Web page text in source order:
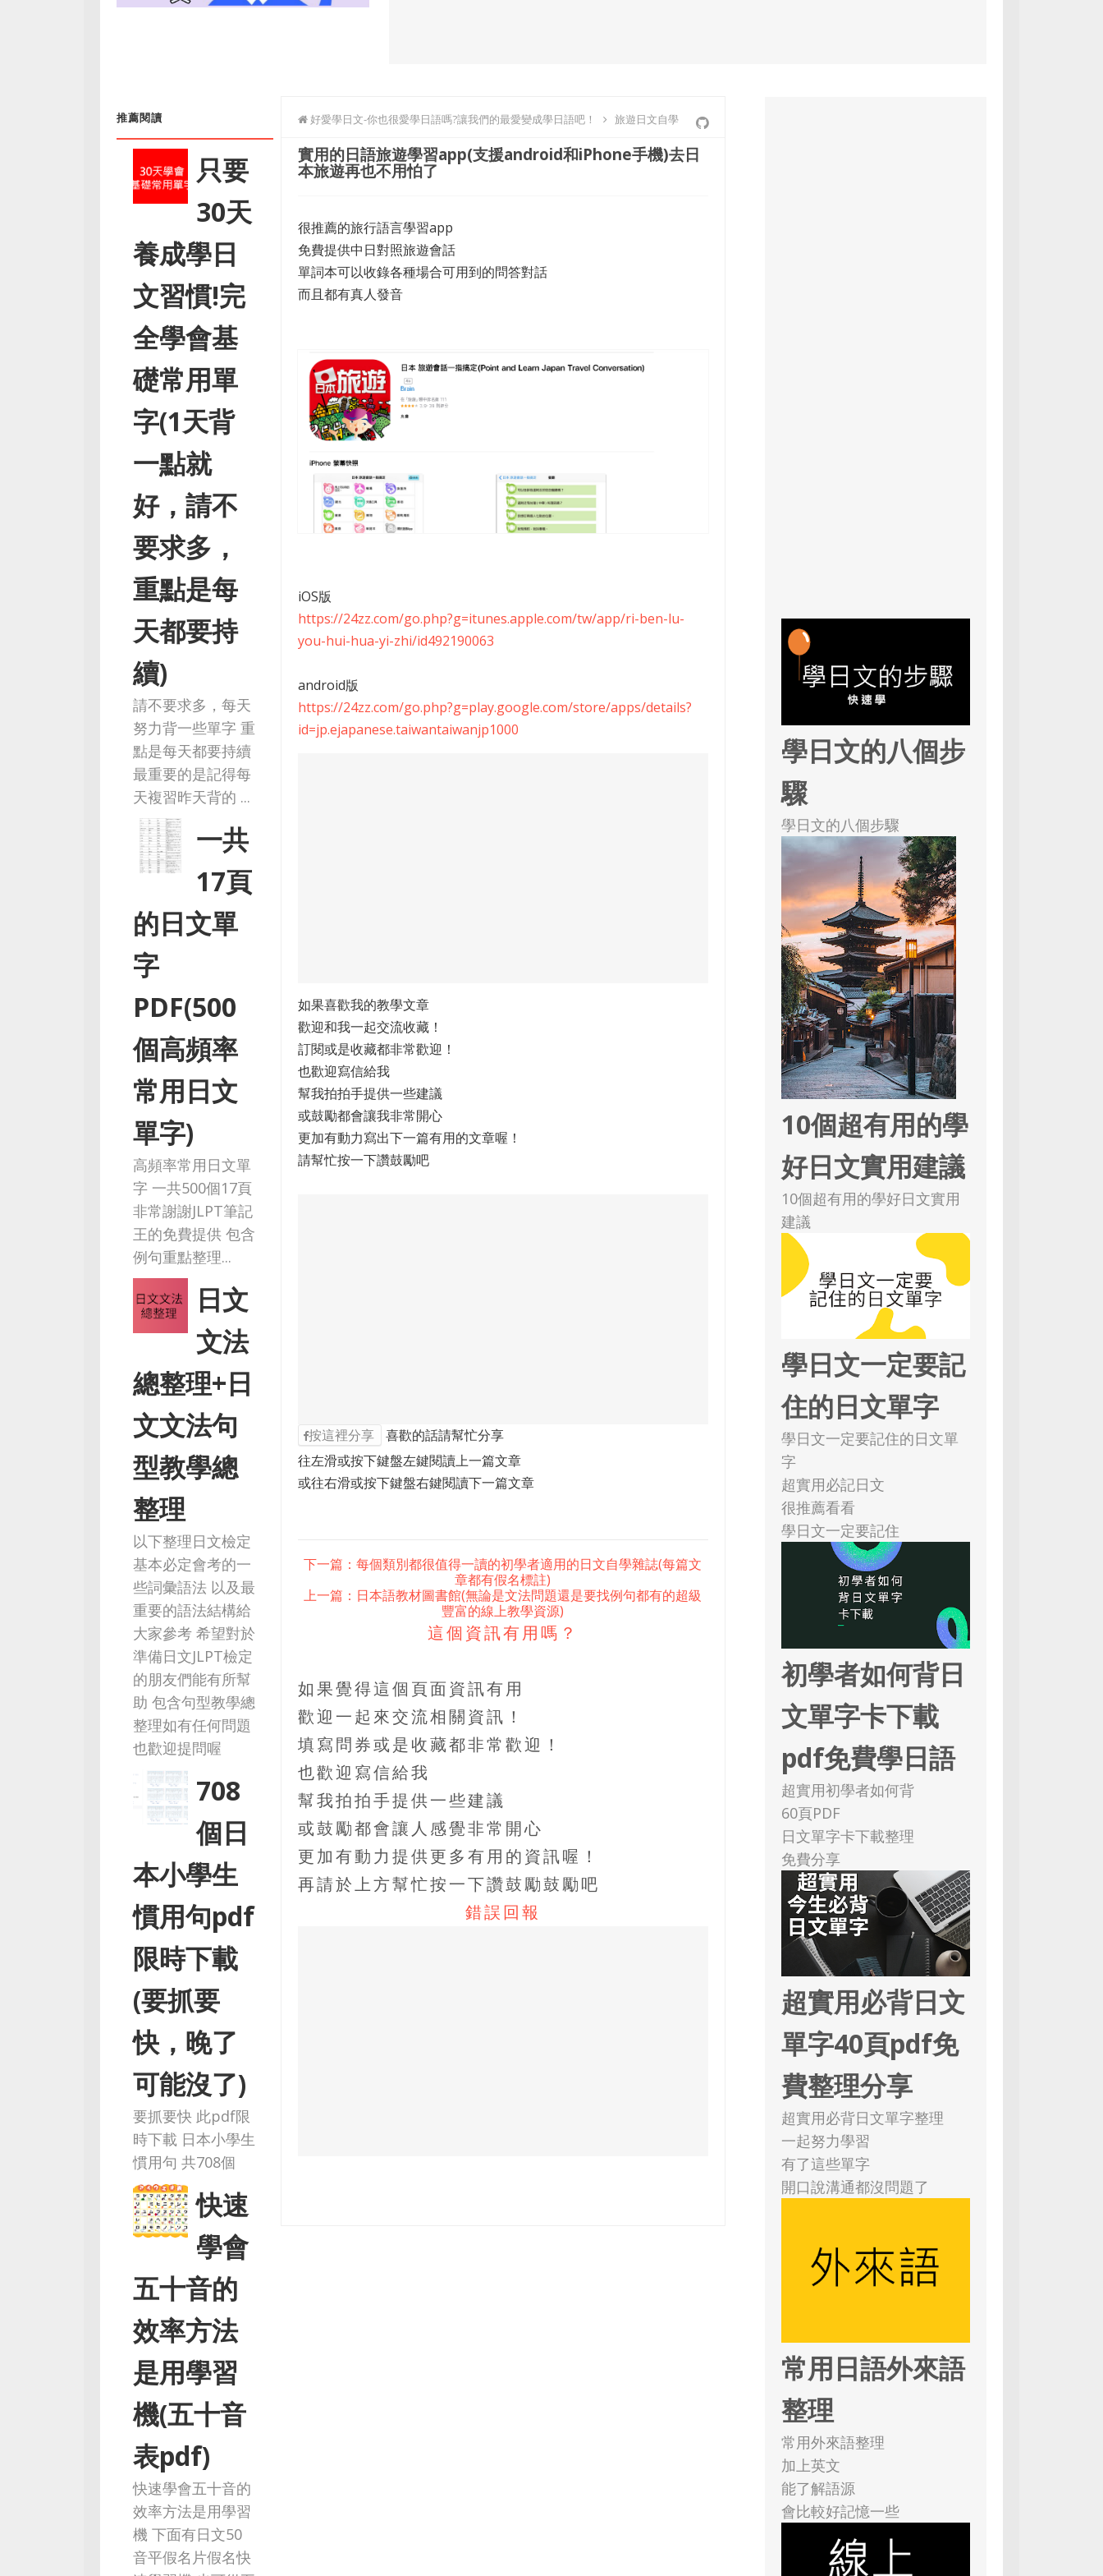
推薦閱讀
只要
30天
養成學日
文習慣!完
全學會基
礎常用單
字(1天背
一點就
好，請不
要求多，
重點是每
天都要持
續)
請不要求多，每天
努力背一些單字 重
點是每天都要持續
最重要的是記得每
天複習昨天背的 ...
一共
17頁
的日文單
字
PDF(500
個高頻率
常用日文
單字)
高頻率常用日文單
字 一共500個17頁
非常謝謝JLPT筆記
王的免費提供 包含
例句重點整理...
日文
文法
總整理+日
文文法句
型教學總
整理
以下整理日文檢定
基本必定會考的一
些詞彙語法 以及最
重要的語法結構給
大家參考 希望對於
準備日文JLPT檢定
的朋友們能有所幫
助 包含句型教學總
整理如有任何問題
也歡迎提問喔
708
個日
本小學生
慣用句pdf
限時下載
(要抓要
快，晚了
可能沒了)
要抓要快 此pdf限
時下載 日本小學生
慣用句 共708個
快速
學會
五十音的
效率方法
是用學習
機(五十音
表pdf)
快速學會五十音的
效率方法是用學習
機 下面有日文50
音平假名片假名快
好愛學日文-你也很愛學日語嗎?讓我們的最愛變成學日語吧！ 旅遊日文自學
實用的日語旅遊學習app(支援android和iPhone手機)去日
本旅遊再也不用怕了
很推薦的旅行語言學習app
免費提供中日對照旅遊會話
單詞本可以收錄各種場合可用到的問答對話
而且都有真人發音
iOS版
https://24zz.com/go.php?g=itunes.apple.com/tw/app/ri-ben-lu-
you-hui-hua-yi-zhi/id492190063
android版
https://24zz.com/go.php?g=play.google.com/store/apps/details?
id=jp.ejapanese.taiwantaiwanjp1000
如果喜歡我的教學文章
歡迎和我一起交流收藏！
訂閱或是收藏都非常歡迎！
也歡迎寫信給我
幫我拍拍手提供一些建議
或鼓勵都會讓我非常開心
更加有動力寫出下一篇有用的文章喔！
請幫忙按一下讚鼓勵吧
按這裡分享
喜歡的話請幫忙分享
往左滑或按下鍵盤左鍵閱讀上一篇文章
或往右滑或按下鍵盤右鍵閱讀下一篇文章
下一篇：每個類別都很值得一讀的初學者適用的日文自學雜誌(每篇文
章都有假名標註)
上一篇：日本語教材圖書館(無論是文法問題還是要找例句都有的超級
豐富的線上教學資源)
這個資訊有用嗎？
如果覺得這個頁面資訊有用
歡迎一起來交流相關資訊！
填寫問券或是收藏都非常歡迎！
也歡迎寫信給我
幫我拍拍手提供一些建議
或鼓勵都會讓人感覺非常開心
更加有動力提供更多有用的資訊喔！
再請於上方幫忙按一下讚鼓勵鼓勵吧
錯誤回報
學日文的八個步
驟
學日文的八個步驟
10個超有用的學
好日文實用建議
10個超有用的學好日文實用
建議
學日文一定要記
住的日文單字
學日文一定要記住的日文單
字
超實用必記日文
很推薦看看
學日文一定要記住
初學者如何背日
文單字卡下載
pdf免費學日語
超實用初學者如何背
60頁PDF
日文單字卡下載整理
免費分享
超實用必背日文
單字40頁pdf免
費整理分享
超實用必背日文單字整理
一起努力學習
有了這些單字
開口說溝通都沒問題了
常用日語外來語
整理
常用外來語整理
加上英文
能了解語源
會比較好記憶一些